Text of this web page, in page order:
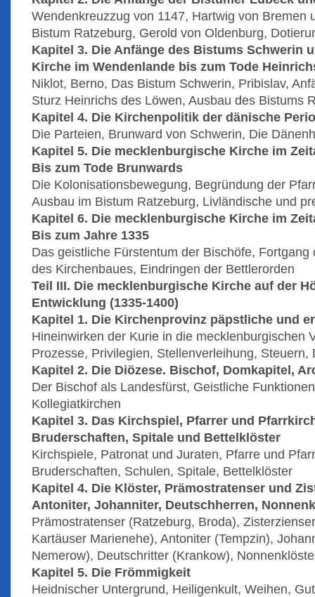
Wendenkreuzzug von 1147, Hartwig von Bremen
Bistum Ratzeburg, Gerold von Oldenburg,
Kapitel 3. Die Anfänge des Bistums Schwerin
Kirche im Wendenlande bis zum Tode
Niklot, Berno, Das Bistum Schwerin, Pribislav,
Sturz Heinrichs des Löwen, Ausbau des Bistums
Kapitel 4. Die Kirchenpolitik der dänische
Die Parteien, Brunward von Schwerin, Die
Kapitel 5. Die mecklenburgische Kirche im
Bis zum Tode Brunwards
Die Kolonisationsbewegung, Begründung der
Ausbau im Bistum Ratzeburg, Livländische und
Kapitel 6. Die mecklenburgische Kirche im
Bis zum Jahre 1335
Das geistliche Fürstentum der Bischöfe,
des Kirchenbaues, Eindringen der Bettlerorden
Teil III. Die mecklenburgische Kirche auf der
Entwicklung (1335-1400)
Kapitel 1. Die Kirchenprovinz päpstliche und
Hineinwirken der Kurie in die mecklenburgischen
Prozesse, Privilegien, Stellenverleihung, Steuern,
Kapitel 2. Die Diözese. Bischof, Domkapitel,
Der Bischof als Landesfürst, Geistliche
Kollegiatkirchen
Kapitel 3. Das Kirchspiel, Pfarrer und
Bruderschaften, Spitale und Bettelklöster
Kirchspiele, Patronat und Juraten, Pfarre und
Bruderschaften, Schulen, Spitale, Bettelklöster
Kapitel 4. Die Klöster, Prämostratenser und
Antoniter, Johanniter, Deutschherren,
Prämostratenser (Ratzeburg, Broda),
Kartäuser Marienehe), Antoniter (Tempzin),
Nemerow), Deutschritter (Krankow),
Kapitel 5. Die Frömmigkeit
Heidnischer Untergrund, Heiligenkult, Weihen,